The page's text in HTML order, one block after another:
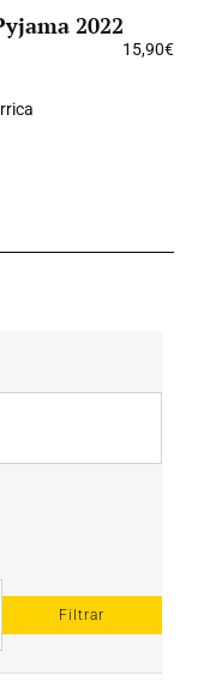
2022
15,90€
Filtrar